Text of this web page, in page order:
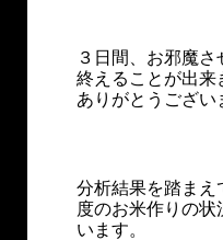
３日間、お邪魔
終えることが出来
ありがとうござい
分析結果を踏まえ
度のお米作りの
います。